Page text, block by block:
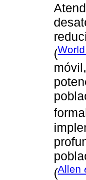
(
(Allen